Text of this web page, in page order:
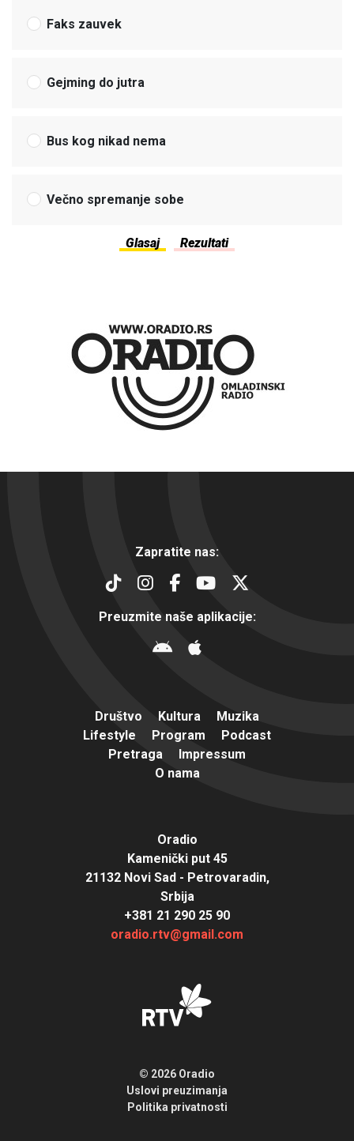
Faks zauvek
Gejming do jutra
Bus kog nikad nema
Večno spremanje sobe
Zapratite nas:
Preuzmite naše aplikacije:
Društvo Kultura
Muzika
Lifestyle
Program
Podcast
Pretraga
Impressum
O nama
Oradio
Kamenički put 45
21132 Novi Sad - Petrovaradin,
Srbija
+381 21 290 25 90
oradio.rtv@gmail.com
© 2026 Oradio
Uslovi preuzimanja
Politika privatnosti